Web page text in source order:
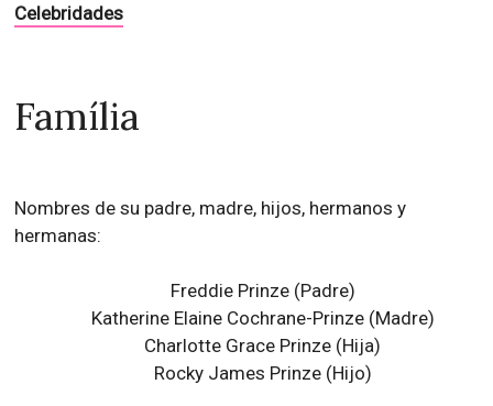
Celebridades
Família
Nombres de su padre, madre, hijos, hermanos y
hermanas:
Freddie Prinze (Padre)
Katherine Elaine Cochrane-Prinze (Madre)
Charlotte Grace Prinze (Hija)
Rocky James Prinze (Hijo)